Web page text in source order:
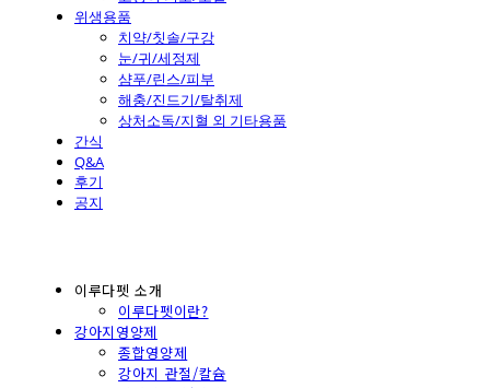
위생용품
치약/칫솔/구강
눈/귀/세정제
샴푸/린스/피부
해충/진드기/탈취제
상처소독/지혈 외 기타용품
간식
Q&A
후기
공지
이루다펫 소개
이루다펫이란?
강아지영양제
종합영양제
강아지 관절/칼슘